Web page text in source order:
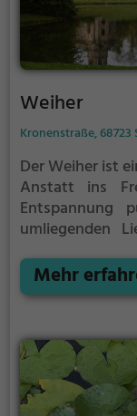
Weiher
Kronenstraße,
Der Weiher ist
Anstatt ins
umliegenden
September ist
Egal ob für
Mehr